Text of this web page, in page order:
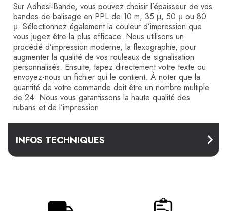
Sur Adhesi-Bande, vous pouvez choisir l’épaisseur de vos
bandes de balisage en PPL de 10 m, 35 μ, 50 μ ou 80
μ. Sélectionnez également la couleur d’impression que
vous jugez être la plus efficace. Nous utilisons un
procédé d’impression moderne, la flexographie, pour
augmenter la qualité de vos rouleaux de signalisation
personnalisés. Ensuite, tapez directement votre texte ou
envoyez-nous un fichier qui le contient. À noter que la
quantité de votre commande doit être un nombre multiple
de 24. Nous vous garantissons la haute qualité des
rubans et de l’impression.
INFOS TECHNIQUES